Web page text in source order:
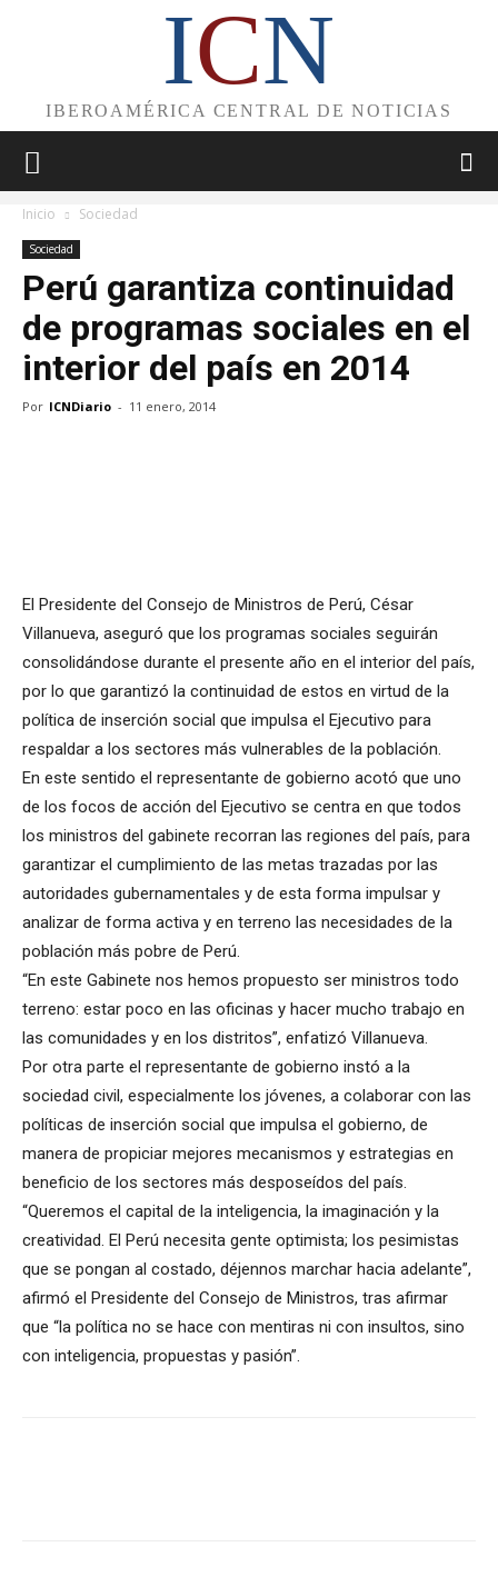
ICN
IBEROAMÉRICA CENTRAL DE NOTICIAS
Inicio Sociedad
Sociedad
Perú garantiza continuidad
de programas sociales en el
interior del país en 2014
Por ICNDiario - 11 enero, 2014
El Presidente del Consejo de Ministros de Perú, César
Villanueva, aseguró que los programas sociales seguirán
consolidándose durante el presente año en el interior del país,
por lo que garantizó la continuidad de estos en virtud de la
política de inserción social que impulsa el Ejecutivo para
respaldar a los sectores más vulnerables de la población.
En este sentido el representante de gobierno acotó que uno
de los focos de acción del Ejecutivo se centra en que todos
los ministros del gabinete recorran las regiones del país, para
garantizar el cumplimiento de las metas trazadas por las
autoridades gubernamentales y de esta forma impulsar y
analizar de forma activa y en terreno las necesidades de la
población más pobre de Perú.
“En este Gabinete nos hemos propuesto ser ministros todo
terreno: estar poco en las oficinas y hacer mucho trabajo en
las comunidades y en los distritos”, enfatizó Villanueva.
Por otra parte el representante de gobierno instó a la
sociedad civil, especialmente los jóvenes, a colaborar con las
políticas de inserción social que impulsa el gobierno, de
manera de propiciar mejores mecanismos y estrategias en
beneficio de los sectores más desposeídos del país.
“Queremos el capital de la inteligencia, la imaginación y la
creatividad. El Perú necesita gente optimista; los pesimistas
que se pongan al costado, déjennos marchar hacia adelante”,
afirmó el Presidente del Consejo de Ministros, tras afirmar
que “la política no se hace con mentiras ni con insultos, sino
con inteligencia, propuestas y pasión”.